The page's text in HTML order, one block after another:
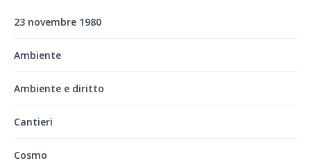
23 novembre 1980
Ambiente
Ambiente e diritto
Cantieri
Cosmo